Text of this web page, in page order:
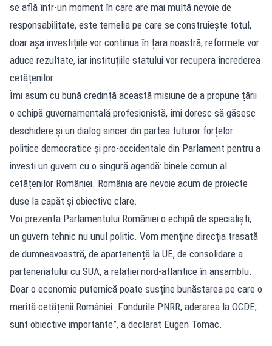
se află într-un moment în care are mai multă nevoie de
responsabilitate, este temelia pe care se construiește totul,
doar așa investițiile vor continua în țara noastră, reformele vor
aduce rezultate, iar instituțiile statului vor recupera încrederea
cetățenilor
Îmi asum cu bună credință această misiune de a propune țării
o echipă guvernamentală profesionistă, îmi doresc să găsesc
deschidere și un dialog sincer din partea tuturor forțelor
politice democratice și pro-occidentale din Parlament pentru a
investi un guvern cu o singură agendă: binele comun al
cetățenilor României. România are nevoie acum de proiecte
duse la capăt și obiective clare.
Voi prezenta Parlamentului României o echipă de specialiști,
un guvern tehnic nu unul politic. Vom menține direcția trasată
de dumneavoastră, de apartenență la UE, de consolidare a
parteneriatului cu SUA, a relației nord-atlantice în ansamblu.
Doar o economie puternică poate susține bunăstarea pe care o
merită cetățenii României. Fondurile PNRR, aderarea la OCDE,
sunt obiective importante”, a declarat Eugen Tomac.